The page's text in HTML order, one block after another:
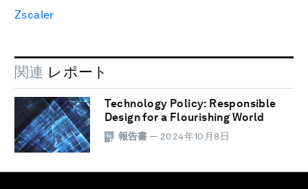
Zscaler
関連 レポート
Technology Policy: Responsible
Design for a Flourishing World
報告書 — 2024年10月8日